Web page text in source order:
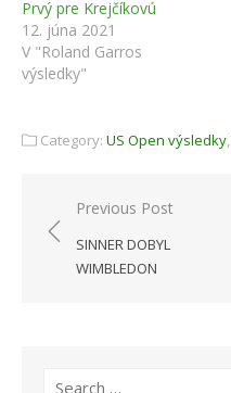
Prvý pre Krejčíkovú
12. júna 2021
V "Roland Garros
výsledky"
Category: US Open výsledky,
Navigácia
v
článku
Previous Post
SINNER DOBYL
WIMBLEDON
Search